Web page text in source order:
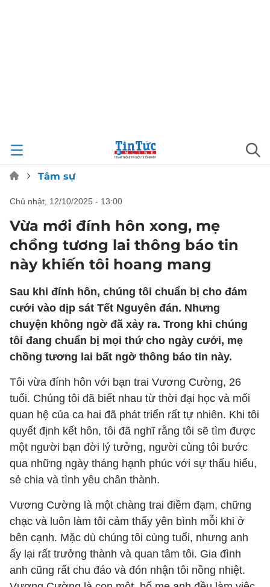
Tâm sự
chủ nhật, 12/10/2025 - 13:00
Vừa mới đính hôn xong, mẹ
chồng tương lai thông báo tin
này khiến tôi hoang mang
Sau khi đính hôn, chúng tôi chuẩn bị cho đám
cưới vào dịp sát Tết Nguyên đán. Nhưng
chuyện không ngờ đã xảy ra. Trong khi chúng
tôi đang chuẩn bị mọi thứ cho ngày cưới, mẹ
chồng tương lai bất ngờ thông báo tin này.
Tôi vừa đính hôn với bạn trai Vương Cường, 26
tuổi. Chúng tôi đã biết nhau từ thời đại học và mối
quan hệ của ca hai đã phát triển rất tự nhiên. Khi tôi
quyết định kết hôn, tôi đã nghĩ rằng tôi sẽ tìm được
một người bạn đời lý tưởng, người cùng tôi bước
qua những ngày tháng hạnh phúc với sự thấu hiểu,
sẻ chia và tình yêu chân thành.
Vương Cường là một chàng trai điềm đạm, chững
chạc và luôn làm tôi cảm thấy yên bình mỗi khi ở
bên cạnh. Mặc dù chúng tôi cùng tuổi, nhưng anh
ấy lại rất trưởng thành và quan tâm tôi. Gia đình
anh cũng rất chu đáo và đón nhận tôi nồng nhiệt.